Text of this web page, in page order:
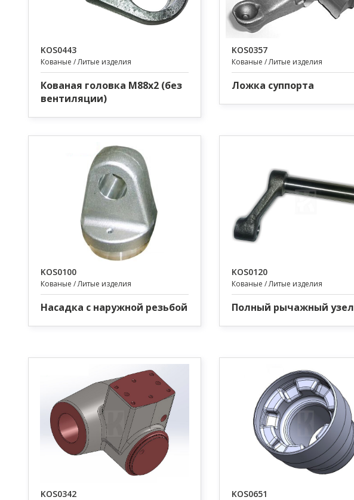
KOS0443
Кованые / Литые изделия
Кованая головка M88x2 (без
вентиляции)
KOS0357
Кованые / Литые изделия
Ложка суппорта
KOS0100
Кованые / Литые изделия
Насадка с наружной резьбой
KOS0120
Кованые / Литые изделия
Полный рычажный узел
KOS0342 KOS0651